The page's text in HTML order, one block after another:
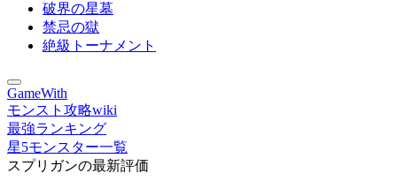
破界の星墓
禁忌の獄
絶級トーナメント
GameWith
モンスト攻略wiki
最強ランキング
星5モンスター一覧
スプリガンの最新評価